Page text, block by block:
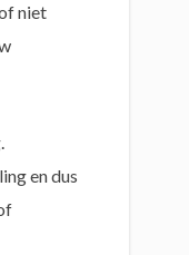
niet
en dus